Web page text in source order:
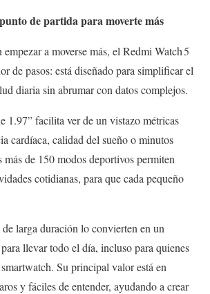
de partida para moverte más
a moverse más, el Redmi Watch 5
de pasos: está diseñado para simplificar el
diaria sin abrumar con datos complejos.
1.97” facilita ver de un vistazo métricas
cardíaca, calidad del sueño o minutos
más de 150 modos deportivos permiten
cotidianas, para que cada pequeño
larga duración lo convierten en un
llevar todo el día, incluso para quienes
Su principal valor está en
y fáciles de entender, ayudando a crear